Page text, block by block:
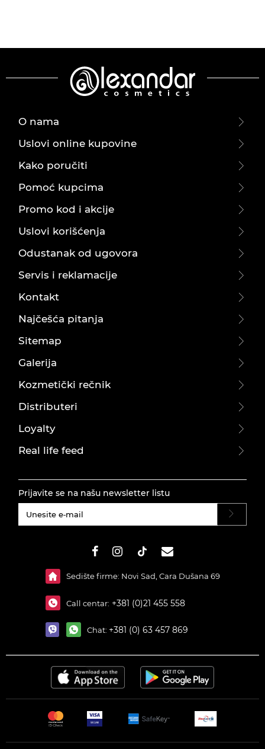
O nama
Uslovi online kupovine
Kako poručiti
Pomoć kupcima
Promo kod i akcije
Uslovi korišćenja
Odustanak od ugovora
Servis i reklamacije
Kontakt
Najčešća pitanja
Sitemap
Galerija
Kozmetički rečnik
Distributeri
Loyalty
Real life feed
Prijavite se na našu newsletter listu
Sedište firme: Novi Sad, Cara Dušana 69
Call centar: +381 (0)21 455 558
Chat: +381 (0) 63 457 869